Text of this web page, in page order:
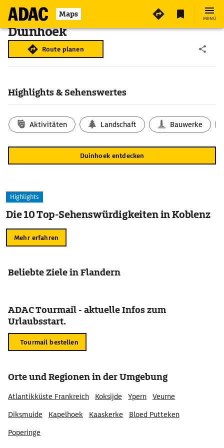
Maps MENÜ
Duinhoek
Route planen
Highlights & Sehenswertes
Aktivitäten Landschaft Bauwerke
Duinhoek entdecken
Highlights
Die 10 Top-Sehenswürdigkeiten in Koblenz
Mehr erfahren
Beliebte Ziele in Flandern
ADAC Tourmail - aktuelle Infos zum
Urlaubsstart.
Tourmail bestellen
Orte und Regionen in der Umgebung
Atlantikküste Frankreich Koksijde Ypern
Veurne
Diksmuide
Kapelhoek Kaaskerke
Bloed Putteken
Poperinge